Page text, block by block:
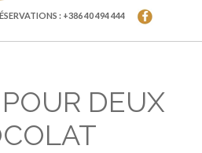
: +386 40 494 444
DEUX